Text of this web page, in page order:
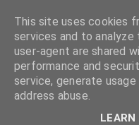
This site uses cookies
services and to analyze
user-agent are shared
performance and
service, generate
address abuse.
LEARN